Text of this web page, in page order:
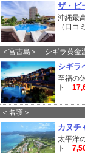
ザ・ビ
沖縄最
（口コミ
＜宮古島＞ シギラ黄金
シギラ
至福の
ト
＜名護＞
カヌチ
太平洋
ト